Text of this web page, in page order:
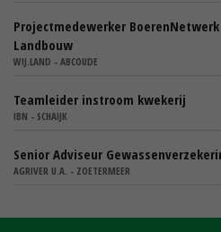
Projectmedewerker
Landbouw
WIJ.LAND - ABCOUDE
Teamleider instroom kwekerij
IBN - SCHAIJK
Senior Adviseur
AGRIVER U.A. - ZOETERMEER